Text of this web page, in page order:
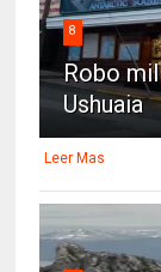
8
Robo
Ushuaia
Leer Mas